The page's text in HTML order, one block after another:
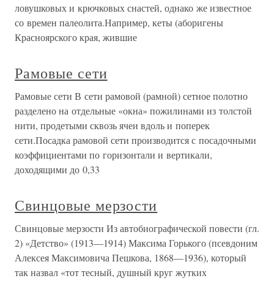
ловушковых и крючковых снастей, однако же известное
со времен палеолита.Например, кеты (аборигены
Красноярского края, жившие
Рамовые сети
Рамовые сети В сети рамовой (рамной) сетное полотно
разделено на отдельные «окна» пожилинами из толстой
нити, продетыми сквозь ячеи вдоль и поперек
сети.Посадка рамовой сети производится с посадочными
коэффициентами по горизонтали и вертикали,
доходящими до 0,33
Свинцовые мерзости
Свинцовые мерзости Из автобиографической повести (гл.
2) «Детство» (1913—1914) Максима Горького (псевдоним
Алексея Максимовича Пешкова, 1868—1936), который
так назвал «тот тесный, душный круг жутких